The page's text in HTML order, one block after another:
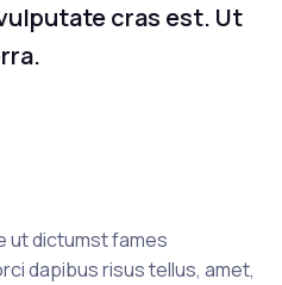
cras est. Ut
ut dictumst fames
dapibus risus tellus, amet,